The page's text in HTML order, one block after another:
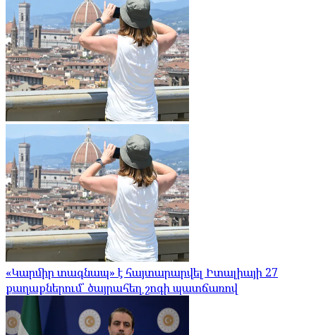
«Կարմիր տագնապ» է հայտարարվել Իտալիայի 27
քաղաքներում՝ ծայրահեղ շոգի պատճառով